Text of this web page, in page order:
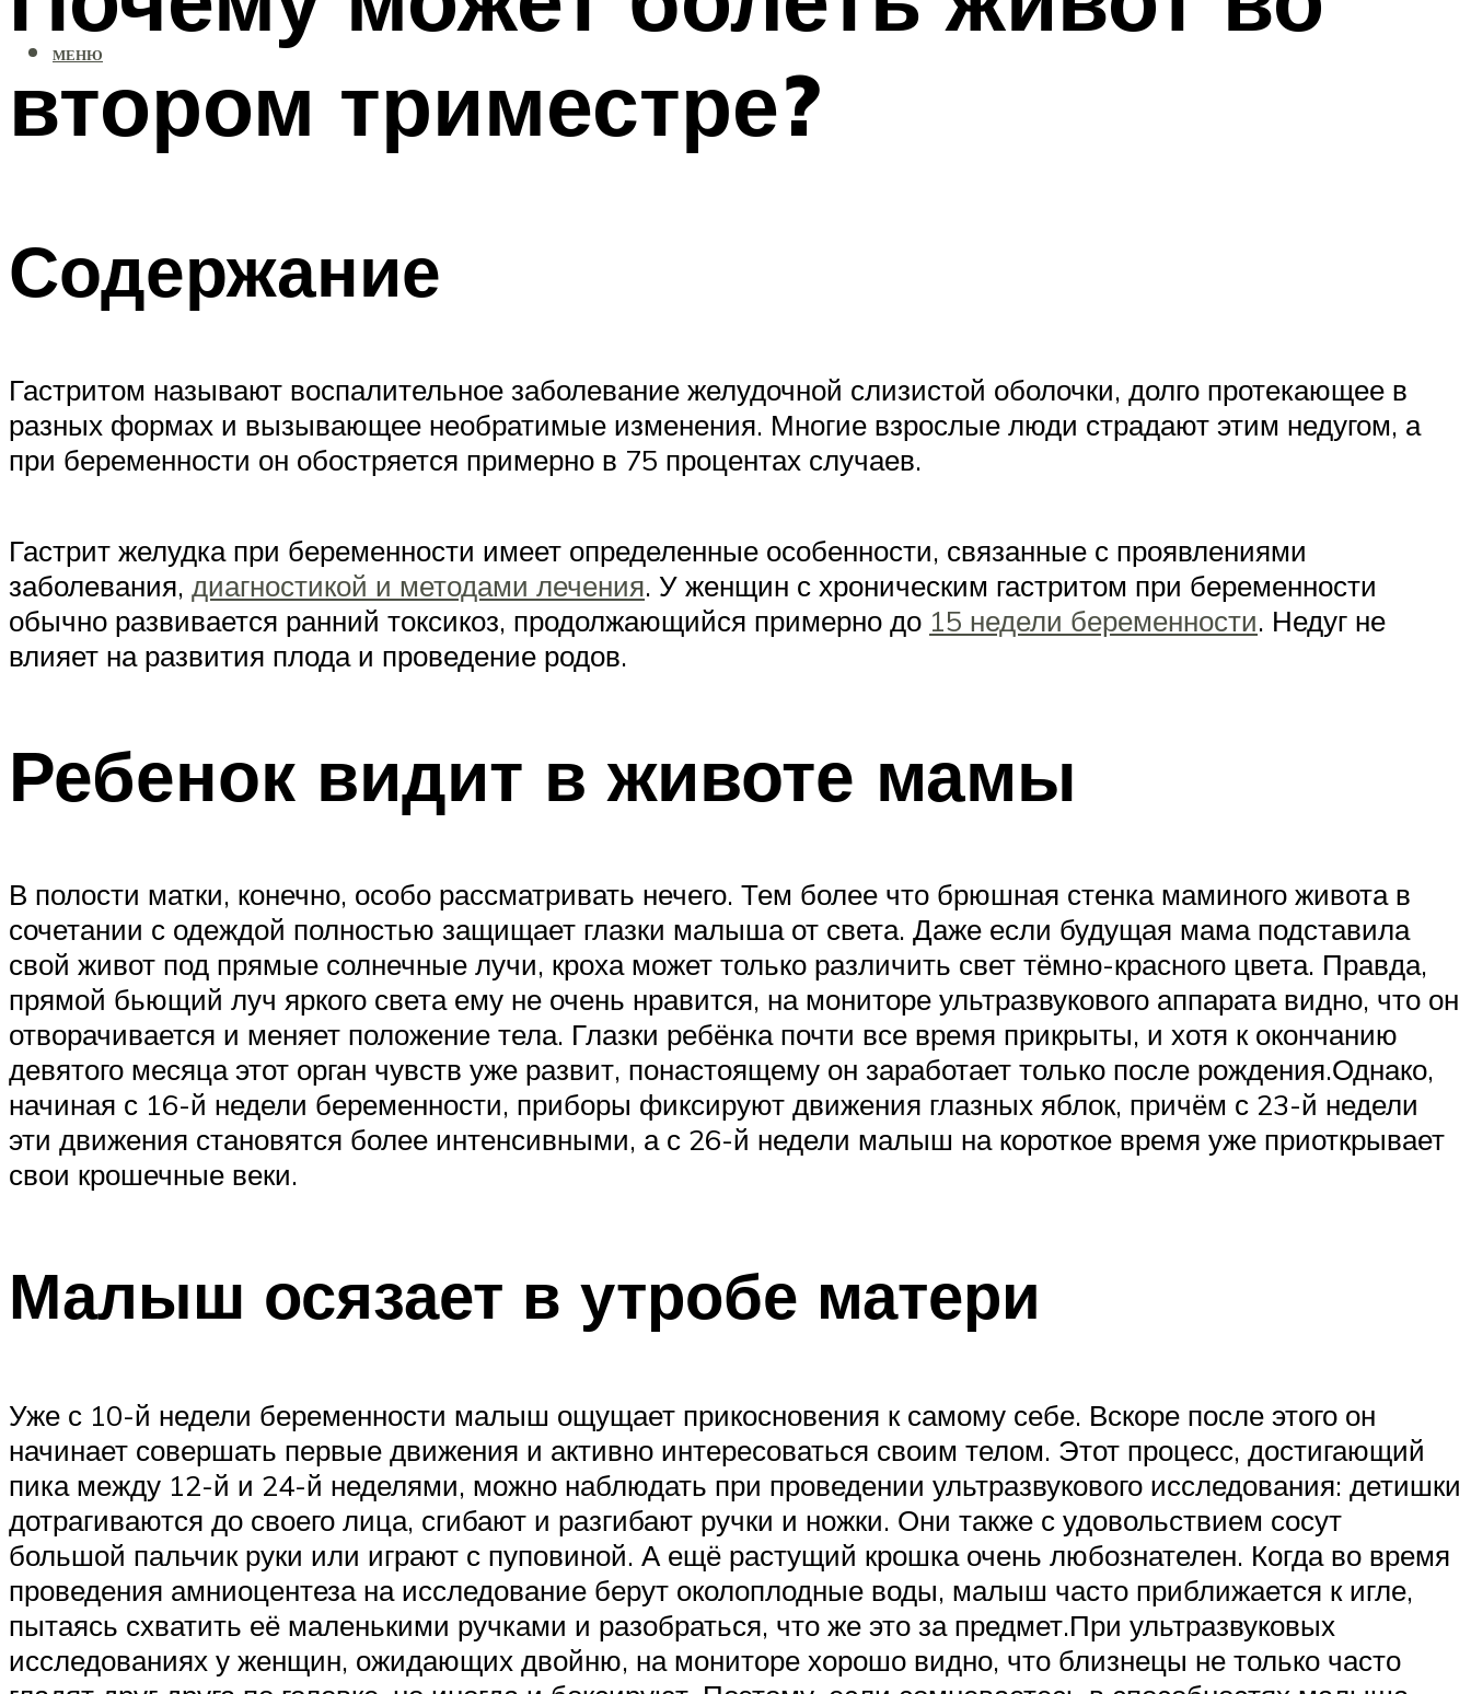
МЕНЮ
втором триместре?
Содержание
Гастритом называют воспалительное заболевание желудочной слизистой оболочки, долго протекающее в
разных формах и вызывающее необратимые изменения. Многие взрослые люди страдают этим недугом, а
при беременности он обостряется примерно в 75 процентах случаев.
Гастрит желудка при беременности имеет определенные особенности, связанные с проявлениями
заболевания, диагностикой и методами лечения. У женщин с хроническим гастритом при беременности
обычно развивается ранний токсикоз, продолжающийся примерно до 15 недели беременности. Недуг не
влияет на развития плода и проведение родов.
Ребенок видит в животе мамы
В полости матки, конечно, особо рассматривать нечего. Тем более что брюшная стенка маминого живота в
сочетании с одеждой полностью защищает глазки малыша от света. Даже если будущая мама подставила
свой живот под прямые солнечные лучи, кроха может только различить свет тёмно-красного цвета. Правда,
прямой бьющий луч яркого света ему не очень нравится, на мониторе ультразвукового аппарата видно, что он
отворачивается и меняет положение тела. Глазки ребёнка почти все время прикрыты, и хотя к окончанию
девятого месяца этот орган чувств уже развит, понастоящему он заработает только после рождения.Однако,
начиная с 16-й недели беременности, приборы фиксируют движения глазных яблок, причём с 23-й недели
эти движения становятся более интенсивными, а с 26-й недели малыш на короткое время уже приоткрывает
свои крошечные веки.
Малыш осязает в утробе матери
Уже с 10-й недели беременности малыш ощущает прикосновения к самому себе. Вскоре после этого он
начинает совершать первые движения и активно интересоваться своим телом. Этот процесс, достигающий
пика между 12-й и 24-й неделями, можно наблюдать при проведении ультразвукового исследования: детишки
дотрагиваются до своего лица, сгибают и разгибают ручки и ножки. Они также с удовольствием сосут
большой пальчик руки или играют с пуповиной. А ещё растущий крошка очень любознателен. Когда во время
проведения амниоцентеза на исследование берут околоплодные воды, малыш часто приближается к игле,
пытаясь схватить её маленькими ручками и разобраться, что же это за предмет.При ультразвуковых
исследованиях у женщин, ожидающих двойню, на мониторе хорошо видно, что близнецы не только часто